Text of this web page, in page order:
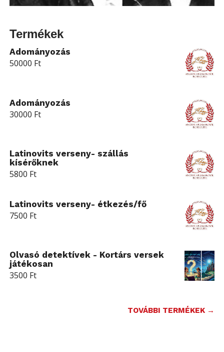
Termékek
Adományozás
50000 Ft
Adományozás
30000 Ft
Latinovits verseny- szállás
kísérőknek
5800 Ft
Latinovits verseny- étkezés/fő
7500 Ft
Olvasó detektívek - Kortárs versek
játékosan
3500 Ft
TOVÁBBI TERMÉKEK →